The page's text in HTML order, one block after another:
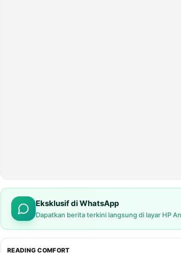
Eksklusif di WhatsApp
Dapatkan berita terkini langsung di layar HP
READING COMFORT